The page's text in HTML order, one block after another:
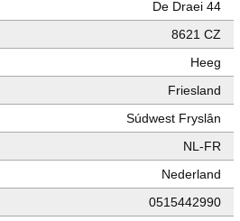
De Draei 44
8621 CZ
Heeg
Friesland
Súdwest Fryslân
NL-FR
Nederland
0515442990